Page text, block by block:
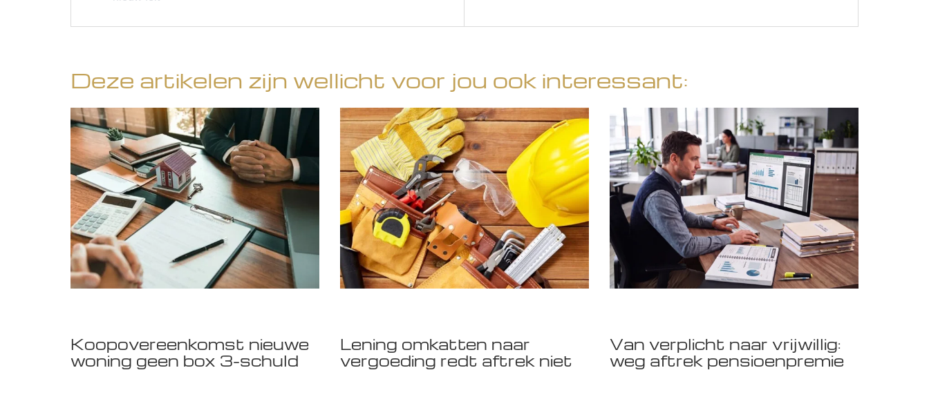
Deze artikelen zijn wellicht voor jou ook interessant:
Koopovereenkomst nieuwe
woning geen box 3-schuld
Lening omkatten naar
vergoeding redt aftrek niet
Van verplicht naar vrijwillig:
weg aftrek pensioenpremie